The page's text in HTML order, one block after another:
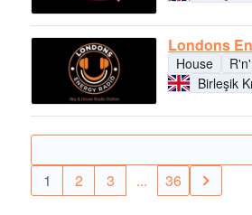
Londons
House
Birleşik
1
2 3 ... 36